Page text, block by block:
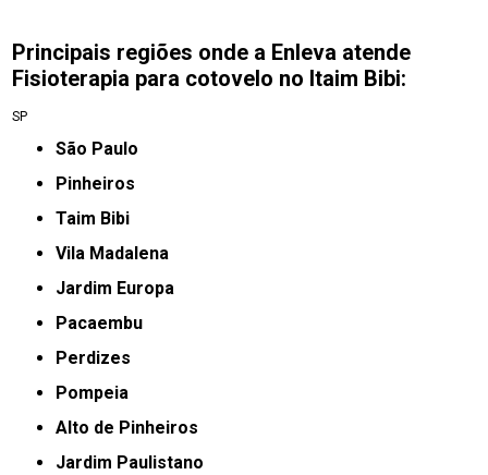
Principais regiões onde a Enleva atende
Fisioterapia para cotovelo no Itaim Bibi:
SP
São Paulo
Pinheiros
taim Bibi
Vila Madalena
jardim Europa
Pacaembu
Perdizes
Pompeia
Alto de Pinheiros
Jardim Paulistano